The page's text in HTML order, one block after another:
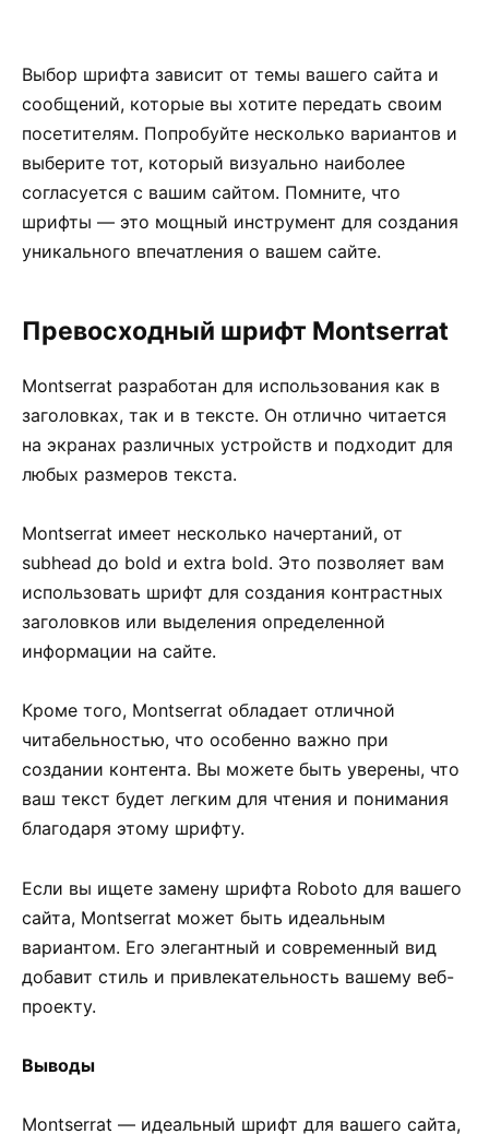
Выбор шрифта зависит от темы вашего сайта и
сообщений, которые вы хотите передать своим
посетителям. Попробуйте несколько вариантов и
выберите тот, который визуально наиболее
согласуется с вашим сайтом. Помните, что
шрифты — это мощный инструмент для создания
уникального впечатления о вашем сайте.
Превосходный шрифт Montserrat
Montserrat разработан для использования как в
заголовках, так и в тексте. Он отлично читается
на экранах различных устройств и подходит для
любых размеров текста.
Montserrat имеет несколько начертаний, от
subhead до bold и extra bold. Это позволяет вам
использовать шрифт для создания контрастных
заголовков или выделения определенной
информации на сайте.
Кроме того, Montserrat обладает отличной
читабельностью, что особенно важно при
создании контента. Вы можете быть уверены, что
ваш текст будет легким для чтения и понимания
благодаря этому шрифту.
Если вы ищете замену шрифта Roboto для вашего
сайта, Montserrat может быть идеальным
вариантом. Его элегантный и современный вид
добавит стиль и привлекательность вашему веб-
проекту.
Выводы
Montserrat — идеальный шрифт для вашего сайта,